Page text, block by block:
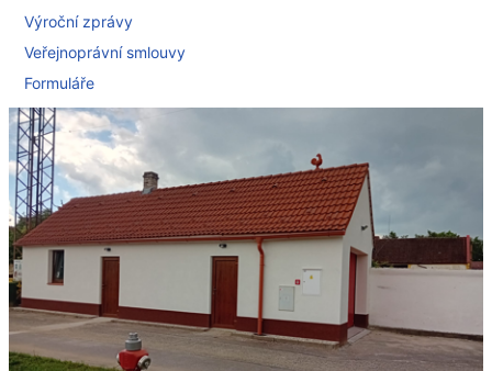
Výroční zprávy
Veřejnoprávní smlouvy
Formuláře